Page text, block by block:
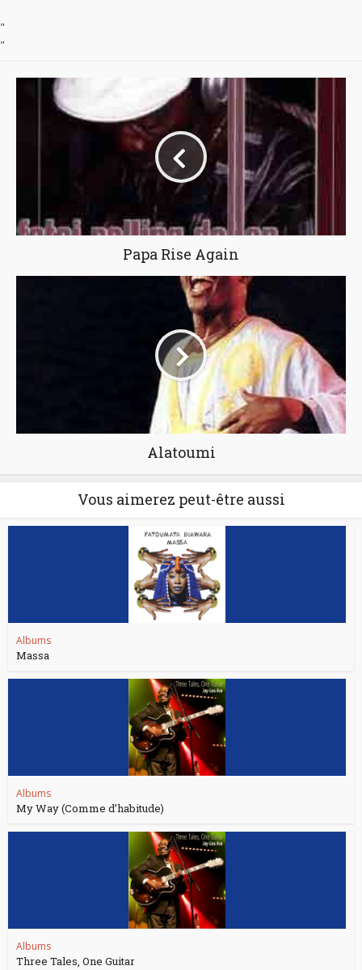
"
"
Papa Rise Again
Alatoumi
Vous aimerez peut-être aussi
Albums
Massa
Albums
My Way (Comme d’habitude)
Albums
Three Tales, One Guitar